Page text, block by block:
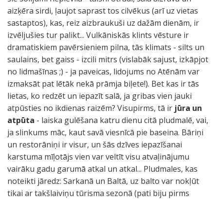
aizķēra sirdi, ļaujot saprast tos cilvēkus (arī uz vietas
sastaptos), kas, reiz aizbraukuši uz dažām dienām, ir
izvēljušies tur palikt... Vulkāniskās klints vēsture ir
dramatiskiem pavērsieniem pilna, tās klimats - silts un
saulains, bet gaiss - izcili mitrs (vislabāk sajust, izkāpjot
no lidmašīnas ;) - ja paveicas, lidojums no Atēnām var
izmaksāt pat lētāk nekā prāmja biļete!). Bet kas ir tās
lietas, ko redzēt un iepazīt salā, ja gribas vien jauki
atpūsties no ikdienas raizēm? Visupirms, tā ir jūra un
atpūta - laiska gulēšana katru dienu citā pludmalē, vai,
ja slinkums māc, kaut savā viesnīcā pie baseina. Bāriņi
un restorāniņi ir visur, un šās dzīves iepazīšanai
karstuma mīļotājs vien var veltīt visu atvaļinājumu
vairāku gadu garumā atkal un atkal... Pludmales, kas
noteikti jāredz: Sarkanā un Baltā, uz balto var nokļūt
tikai ar takšlaiviņu tūrisma sezonā (pati biju pirms